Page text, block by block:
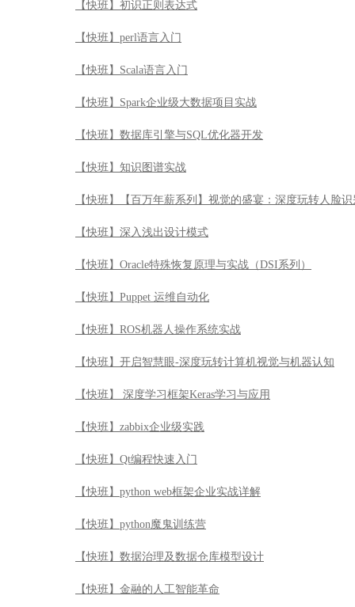
【快班】知识图谱实战
【快班】【百万年薪系列】视觉的盛宴：深度玩转人脸识
【快班】深入浅出设计模式
【快班】Oracle特殊恢复原理与实战（DSI系列）
【快班】Puppet 运维自动化
【快班】ROS机器人操作系统实战
【快班】开启智慧眼-深度玩转计算机视觉与机器认知
【快班】 深度学习框架Keras学习与应用
【快班】zabbix企业级实践
【快班】Qt编程快速入门
【快班】python web框架企业实战详解
【快班】python魔鬼训练营
【快班】数据治理及数据仓库模型设计
【快班】金融的人工智能革命
【快班】软件架构必备基础
【快班】MySQL性能优化最佳实践
【快班】Spark源码导读
【快班】Spark大数据平台应用实战
【快班】金融时间序列分析